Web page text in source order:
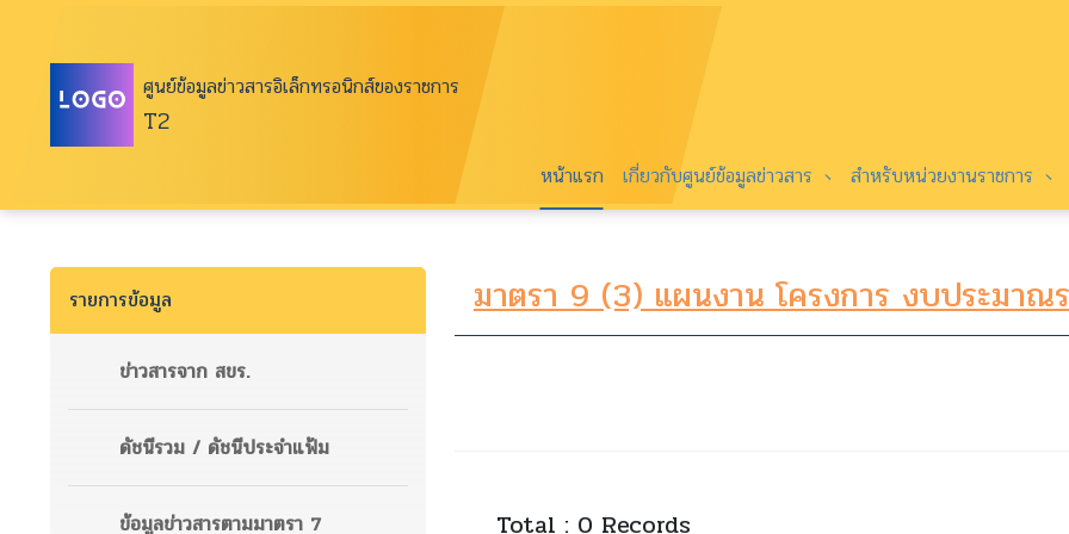
ศูนย์ข้อมูลข่าวสารอิเล็กทรอนิกส์ของราชการ
T2
หน้าแรก เกี่ยวกับศูนย์ข้อมูลข่าวสาร สำหรับหน่วยงานราชการ
รายการข้อมูล
ข่าวสารจาก สขร.
ดัชนีรวม / ดัชนีประจำแฟ้ม
ข้อมูลข่าวสารตามมาตรา 7
มาตรา 9 (3) แผนงาน โครงการ งบประมาณ
Total : 0 Records